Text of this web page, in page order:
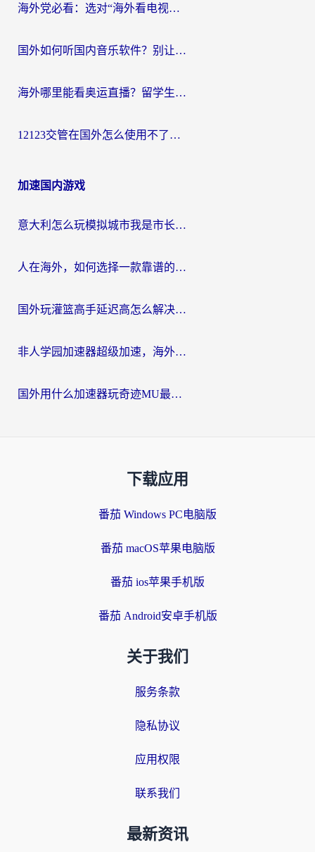
海外党必看：选对“海外看电视剧软件”，再也不用愁国内剧刷不了
国外如何听国内音乐软件？别让地域限制，断了你的中文歌单
海外哪里能看奥运直播？留学生&海外华人必看的体育赛事观赛终极指南
12123交管在国外怎么使用不了？海外华人必看的无缝访问国内资源指南
加速国内游戏
意大利怎么玩模拟城市我是市长？海外党国服游戏加速终极攻略（附三国3量子特攻解决办法）
人在海外，如何选择一款靠谱的玩剑灵2加速器？
国外玩灌篮高手延迟高怎么解决？海外玩家国服游戏加速终极指南
非人学园加速器超级加速，海外玩家重返国服的通行证
国外用什么加速器玩奇迹MU最好？2026海外玩家国服游戏加速全攻略
下载应用
番茄 Windows PC电脑版
番茄 macOS苹果电脑版
番茄 ios苹果手机版
番茄 Android安卓手机版
关于我们
服务条款
隐私协议
应用权限
联系我们
最新资讯